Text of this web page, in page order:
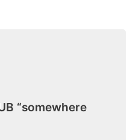
“somewhere